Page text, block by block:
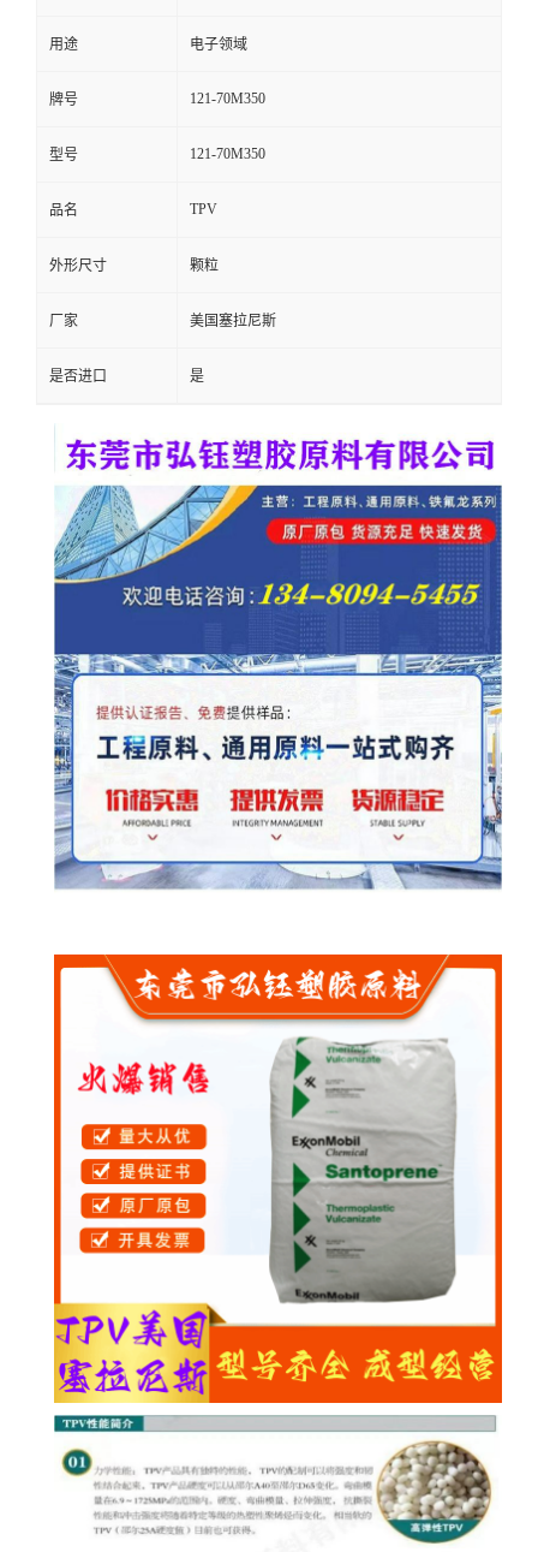
言
用途 电子领域
牌号 121-70M350
型号 121-70M350
品名 TPV
外形尺寸 颗粒
厂家 美国塞拉尼斯
是否进口 是